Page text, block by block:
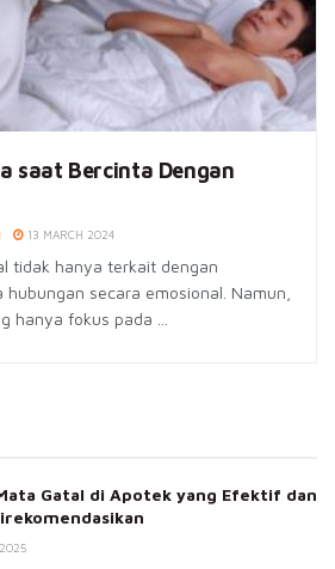
saat Bercinta Dengan
13 MARCH 2024
tidak hanya terkait dengan
secara emosional. Namun,
hanya fokus pada ...
Gatal di Apotek yang Efektif dan